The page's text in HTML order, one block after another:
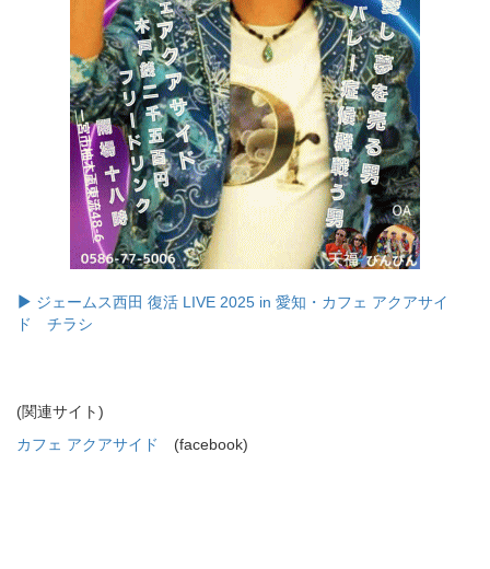
ジェームス西田 復活 LIVE 2025 in 愛知・カフェ アクアサイ
ド チラシ
(関連サイト)
カフェ アクアサイド
(facebook)